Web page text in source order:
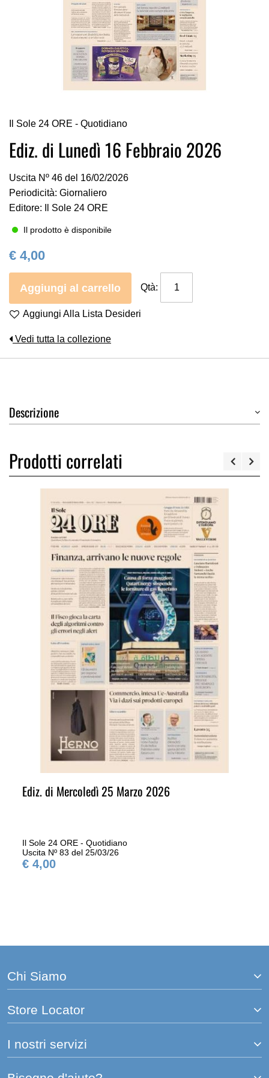
all'inizio
della
galleria
immagini
Il Sole 24 ORE - Quotidiano
Ediz. di Lunedì 16 Febbraio 2026
Uscita Nº 46 del 16/02/2026
Periodicità: Giornaliero
Editore: Il Sole 24 ORE
Il prodotto è disponibile
€ 4,00
Aggiungi al carrello Qtà:
Aggiungi Alla Lista Desideri
Vedi tutta la collezione
Descrizione
Prodotti correlati
Ediz. di Mercoledì 25 Marzo 2026
Il Sole 24 ORE - Quotidiano
Uscita Nº 83 del 25/03/26
€ 4,00
Chi Siamo
Store Locator
I nostri servizi